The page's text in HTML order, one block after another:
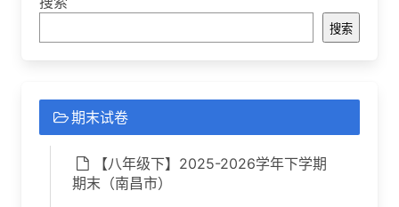
搜索
期末试卷
【八年级下】2025-2026学年下学期
期末（南昌市）